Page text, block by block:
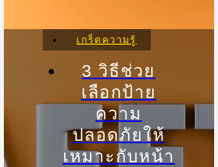
เกร็ดความรู้
3 วิธีช่วย
เลือกป้าย
ความ
ปลอดภัยให้
เหมาะกับหน้า